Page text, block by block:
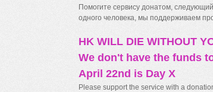
Помогите сервису донатом,
одного человека, мы поддерживаем
HK WILL DIE WITHOUT
We don't have the funds
April 22nd is Day X
Please support the service with a